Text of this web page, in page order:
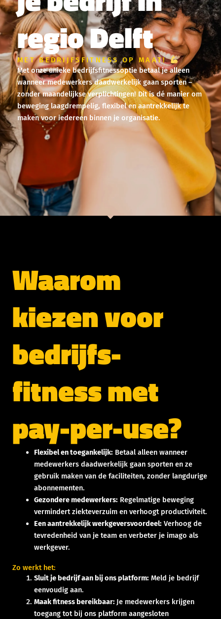
regio Delft
MET BEDRIJFSFITNESS OP MAAT!
Met onze unieke bedrijfsfitnessoptie betaal je alleen
wanneer medewerkers daadwerkelijk gaan sporten –
zonder maandelijkse verplichtingen! Dit is dé manier om
beweging laagdrempelig, flexibel en aantrekkelijk te
maken voor iedereen binnen je organisatie.
Waarom
kiezen voor
bedrijfs-
fitness met
pay-per-use?
Flexibel en toegankelijk: Betaal alleen wanneer
medewerkers daadwerkelijk gaan sporten en ze
gebruik maken van de faciliteiten, zonder langdurige
abonnementen.
Gezondere medewerkers: Regelmatige beweging
vermindert ziekteverzuim en verhoogt productiviteit.
Een aantrekkelijk werkgeversvoordeel: Verhoog de
tevredenheid van je team en verbeter je imago als
werkgever.
Zo werkt het:
Sluit je bedrijf aan bij ons platform: Meld je bedrijf
eenvoudig aan.
Maak fitness bereikbaar: Je medewerkers krijgen
toegang tot bij ons platform aangesloten